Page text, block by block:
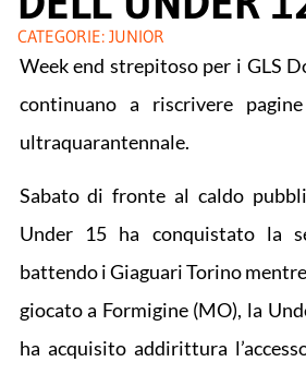
CATEGORIE: JUNIOR
Week end strepitoso per i GLS
continuano a riscrivere
ultraquarantennale.
Sabato di fronte al caldo
Under 15 ha conquistato la
battendo i Giaguari Torino
giocato a Formigine (MO), la
ha acquisito addirittura